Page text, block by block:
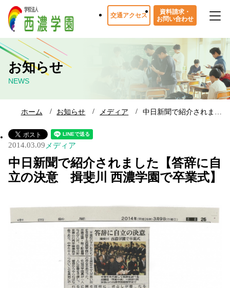
交通アクセス
資料請求・
お問い合わせ
お知らせ
NEWS
ホーム お知らせ メディア 中日新聞で紹介されま…
2014.03.09 メディア
中日新聞で紹介されました【答辞に自
立の決意 揖斐川 西濃学園で卒業式】